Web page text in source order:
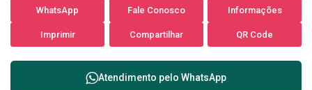
WhatsApp Fale Conosco Informações
Imprimir Compartilhar QR Code
Atendimento pelo WhatsApp